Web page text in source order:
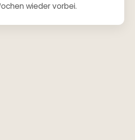
wieder vorbei.